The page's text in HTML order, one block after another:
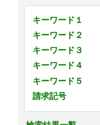
キーワード１
キーワード２
キーワード３
キーワード４
キーワード５
請求記号